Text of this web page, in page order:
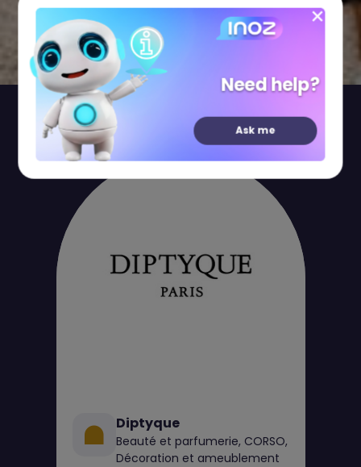
Shops
Diptyque
Beauté et parfumerie, CORSO,
Décoration et ameublement
Need help?
Ask me